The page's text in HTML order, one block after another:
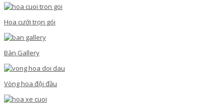
Hoa cưới trọn gói
Bàn Gallery
Vòng hoa đội đầu